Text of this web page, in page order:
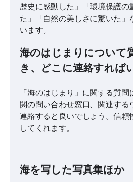
歴史に感動した」「環境保護の
た」「自然の美しさに驚いた」
います。
海のはじまりについて
き、どこに連絡すれば
「海のはじまり」に関する質
関の問い合わせ窓口、関連する
連絡すると良いでしょう。信頼
してくれます。
海を写した写真集ほか